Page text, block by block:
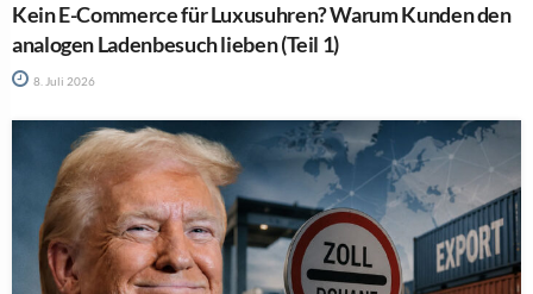
Kein E-Commerce für Luxusuhren? Warum Kunden den
analogen Ladenbesuch lieben (Teil 1)
8. Juli 2026